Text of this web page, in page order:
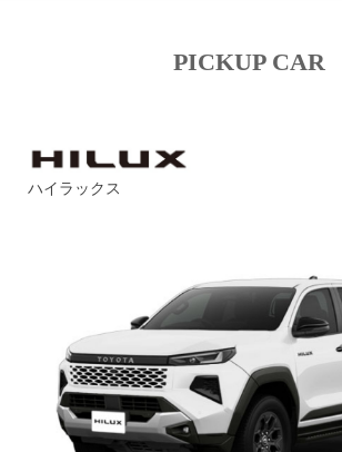
PICKUP CAR
ハイラックス